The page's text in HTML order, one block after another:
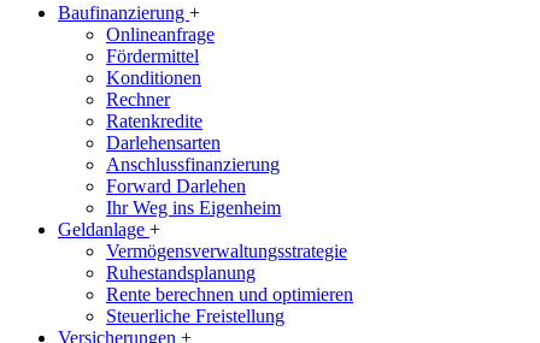
Baufinanzierung +
Onlineanfrage
Fördermittel
Konditionen
Rechner
Ratenkredite
Darlehensarten
Anschlussfinanzierung
Forward Darlehen
Ihr Weg ins Eigenheim
Geldanlage +
Vermögensverwaltungsstrategie
Ruhestandsplanung
Rente berechnen und optimieren
Steuerliche Freistellung
Versicherungen +